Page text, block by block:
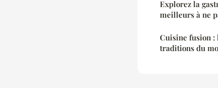
Explorez la
meilleurs à ne
Cuisine fusion
traditions du